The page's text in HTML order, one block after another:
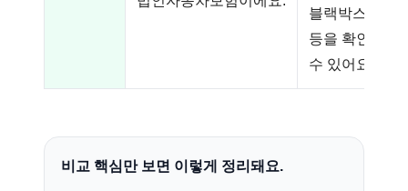
블랙박스
등을 확인할
수 있어요.
비교 핵심만 보면 이렇게 정리돼요.